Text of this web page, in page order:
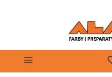
Menu